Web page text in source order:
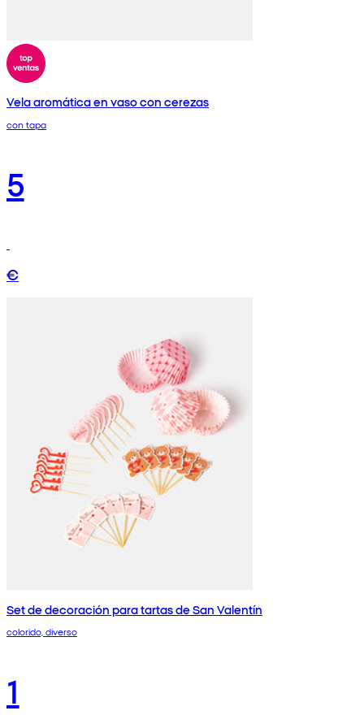
Vela aromática en vaso con cerezas
con tapa
5
€
Set de decoración para tartas de San Valentín
colorido, diverso
1